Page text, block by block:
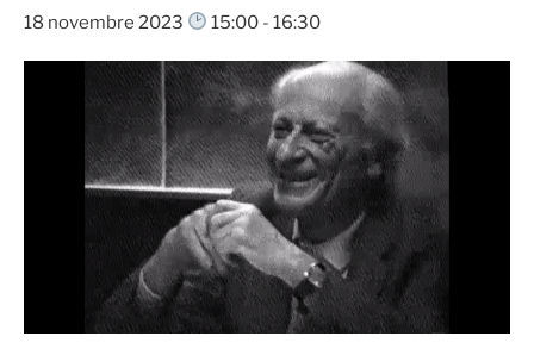
18 novembre 2023 15:00 -16:30